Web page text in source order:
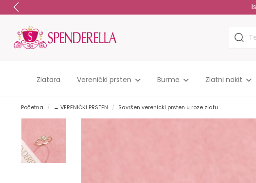
Zlatara Verenički prsten Burme Zlatni nakit
Početna ← VERENIČKI PRSTEN Savršen verenicki prsten u roze zlatu